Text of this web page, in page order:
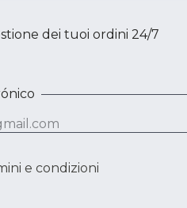
dei tuoi ordini 24/7
e condizioni